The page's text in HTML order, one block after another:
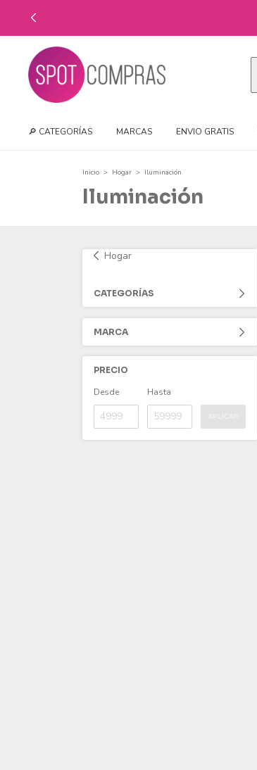
🔎 CATEGORÍAS MARCAS ENVIO GRATIS
Inicio > Hogar > Iluminación
Iluminación
Hogar
CATEGORÍAS
MARCA
PRECIO
Desde Hasta